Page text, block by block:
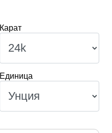
Карат
Единица